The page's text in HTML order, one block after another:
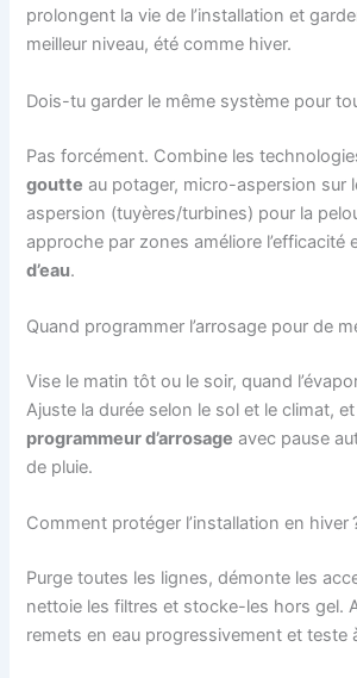
prolongent la vie de l’installation et
meilleur niveau, été comme hiver.
Dois-tu garder le même système pour
Pas forcément. Combine les
goutte au potager, micro-aspersion sur
aspersion (tuyères/turbines) pour la
approche par zones améliore l’efficacité
d’eau.
Quand programmer l’arrosage pour de
Vise le matin tôt ou le soir, quand
Ajuste la durée selon le sol et le climat,
programmeur d’arrosage avec pause
de pluie.
Comment protéger l’installation en hiver
Purge toutes les lignes, démonte les
nettoie les filtres et stocke-les hors gel.
remets en eau progressivement et teste